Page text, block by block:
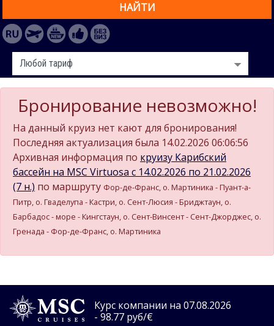
НАЙТИ
Бронирование невозможно!
На данный круиз нет кают для бронирования!
Последняя актуализация была 14.02.2026 06:06:56
Архивная информация по круизу Карибский
бассейн на MSC Virtuosa c 14.02.2026 по 21.02.2026
(7 н.) по маршруту Фор-де-Франс, о. Мартиника - Пуант-а-
Питр, о. Гваделупа - Кастри, о. Сент-Люсия - Бриджтаун, о.
Барбадос - море - Кингстаун, о. Сент-Винсент - Сент-Джорджес, о.
Гренада - Фор-де-Франс, о. Мартиника
Курс компании на 07.08.2026
- 98.77 руб/€